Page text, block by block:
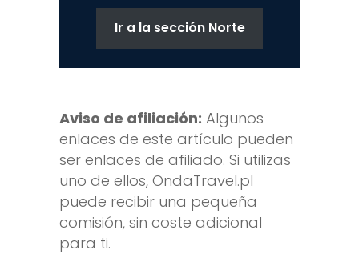
Ir a la sección Norte
Aviso de afiliación: Algunos
enlaces de este artículo pueden
ser enlaces de afiliado. Si utilizas
uno de ellos, OndaTravel.pl
puede recibir una pequeña
comisión, sin coste adicional
para ti.